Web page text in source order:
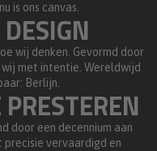
is ons canvas.
wij denken. Gevormd door
met intentie. Wereldwijd
Berlijn.
door een decennium aan
precisie vervaardigd en